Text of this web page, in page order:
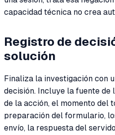
capacidad técnica no crea
Registro de
solución
Finaliza la investigación con
decisión. Incluye la fuente de
de la acción, el momento del
preparación del formulario,
envío, la respuesta del